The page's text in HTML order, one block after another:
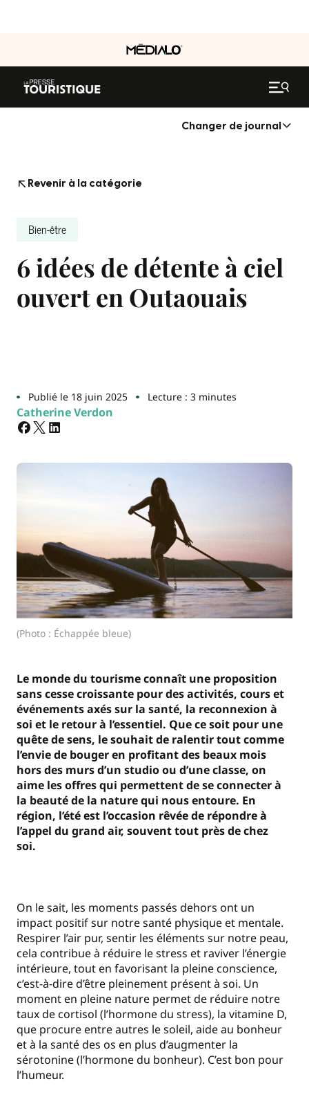
Changer de journal
Revenir à la catégorie
Bien-être
6 idées de détente à ciel
ouvert en Outaouais
Publié le 18 juin 2025 Lecture : 3 minutes
Catherine Verdon
(Photo : Échappée bleue)
Le monde du tourisme connaît une proposition
sans cesse croissante pour des activités, cours et
événements axés sur la santé, la reconnexion à
soi et le retour à l’essentiel. Que ce soit pour une
quête de sens, le souhait de ralentir tout comme
l’envie de bouger en profitant des beaux mois
hors des murs d’un studio ou d’une classe, on
aime les offres qui permettent de se connecter à
la beauté de la nature qui nous entoure. En
région, l’été est l’occasion rêvée de répondre à
l’appel du grand air, souvent tout près de chez
soi.
On le sait, les moments passés dehors ont un
impact positif sur notre santé physique et mentale.
Respirer l’air pur, sentir les éléments sur notre peau,
cela contribue à réduire le stress et raviver l’énergie
intérieure, tout en favorisant la pleine conscience,
c’est-à-dire d’être pleinement présent à soi. Un
moment en pleine nature permet de réduire notre
taux de cortisol (l’hormone du stress), la vitamine D,
que procure entre autres le soleil, aide au bonheur
et à la santé des os en plus d’augmenter la
sérotonine (l’hormone du bonheur). C’est bon pour
l’humeur.